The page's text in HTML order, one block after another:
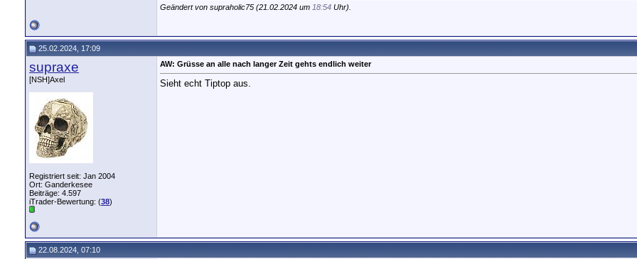
Geändert von supraholic75 (21.02.2024 um 18:54 Uhr).
25.02.2024, 17:09
supraxe
[NSH]Axel
Registriert seit: Jan 2004
Ort: Ganderkesee
Beiträge: 4.597
iTrader-Bewertung: (38)
AW: Grüsse an alle nach langer Zeit gehts endlich weiter
Sieht echt Tiptop aus.
22.08.2024, 07:10